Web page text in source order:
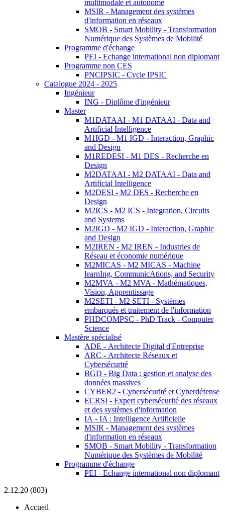
multimodale et autonome
MSIR - Management des systèmes
d'information en réseaux
SMOB - Smart Mobility - Transformation
Numérique des Systèmes de Mobilité
Programme d'échange
PEI - Echange international non diplomant
Programme non CES
PNCIPSIC - Cycle IPSIC
Catalogue 2024 - 2025
Ingénieur
ING - Diplôme d'ingénieur
Master
M1DATAAI - M1 DATAAI - Data and
Artificial Intelligence
M1IGD - M1 IGD - Interaction, Graphic
and Design
M1REDESI - M1 DES - Recherche en
Design
M2DATAAI - M2 DATAAI - Data and
Artificial Intelligence
M2DESI - M2 DES - Recherche en
Design
M2ICS - M2 ICS - Integration, Circuits
and Systems
M2IGD - M2 IGD - Interaction, Graphic
and Design
M2IREN - M2 IREN - Industries de
Réseau et économie numérique
M2MICAS - M2 MICAS - Machine
learnIng, CommunicAtions, and Security
M2MVA - M2 MVA - Mathématiques,
Vision, Apprentissage
M2SETI - M2 SETI - Systèmes
embarqués et traitement de l'information
PHDCOMPSC - PhD Track - Computer
Science
Mastère spécialisé
ADE - Architecte Digital d'Entreprise
ARC - Architecte Réseaux et
Cybersécurité
BGD - Big Data : gestion et analyse des
données massives
CYBER2 - Cybersécurité et Cyberdéfense
ECRSI - Expert cybersécurité des réseaux
et des systèmes d'information
IA - IA : Intelligence Artificielle
MSIR - Management des systèmes
d'information en réseaux
SMOB - Smart Mobility - Transformation
Numérique des Systèmes de Mobilité
Programme d'échange
PEI - Echange international non diplomant
2.12.20 (803)
Accueil